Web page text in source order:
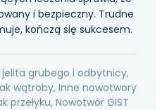
i bezpieczny. Trudne
kończą się sukcesem.
jelita grubego i odbytnicy,
wątroby, Inne nowotwory
przełyku, Nowotwór GIST